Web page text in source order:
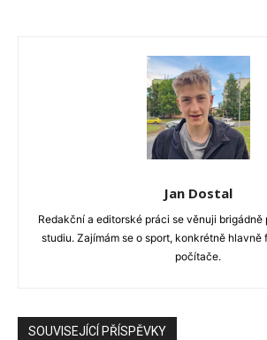
Jan Dostal
Redakční a editorské práci se věnuji brigádně
studiu. Zajímám se o sport, konkrétně hlavně
počítače.
SOUVISEJÍCÍ PŘÍSPĚVKY